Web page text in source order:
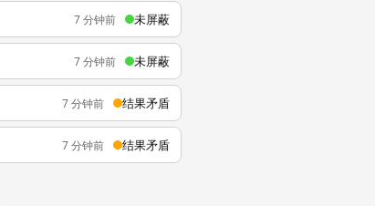
7 分钟前 未屏蔽
7 分钟前 未屏蔽
7 分钟前 结果矛盾
7 分钟前 结果矛盾